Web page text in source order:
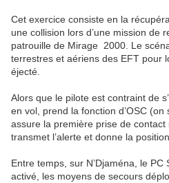
Cet exercice consiste en la
une collision lors d’une mission de
patrouille de Mirage 2000. Le
terrestres et aériens des EFT pour
éjecté.
Alors que le pilote est contraint de
en vol, prend la fonction d’OSC
assure la première prise de
transmet l’alerte et donne la
Entre temps, sur N’Djaména, le
activé, les moyens de secours